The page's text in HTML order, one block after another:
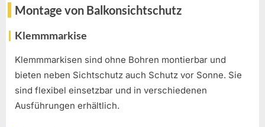
Montage von Balkonsichtschutz
Klemmmarkise
Klemmmarkisen sind ohne Bohren montierbar und
bieten neben Sichtschutz auch Schutz vor Sonne. Sie
sind flexibel einsetzbar und in verschiedenen
Ausführungen erhältlich.